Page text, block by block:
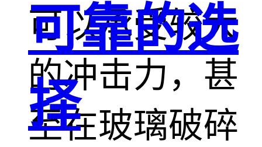
可以承受较大
的冲击力，甚
至在玻璃破碎
可靠的选
择